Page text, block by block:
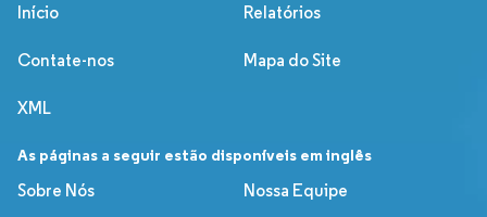
Início Relatórios
Contate-nos Mapa do Site
XML
As páginas a seguir estão disponíveis em inglês
Sobre Nós
Nossa Equipe